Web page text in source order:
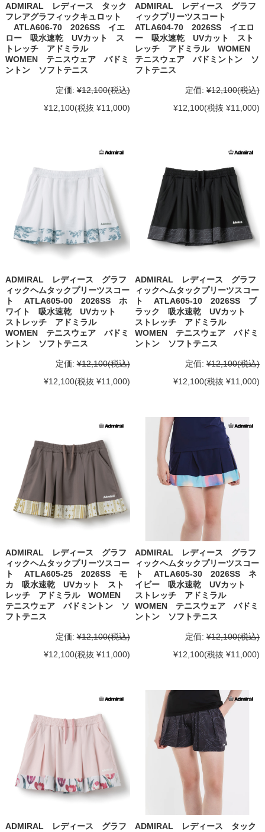
ADMIRAL レディース タック
フレアグラフィックキュロット
ATLA606-70 2026SS イエ
ロー 吸水速乾 UVカット ス
トレッチ アドミラル
WOMEN テニスウェア バドミ
ントン ソフトテニス
定価: ¥12,100(税込)
¥12,100(税抜 ¥11,000)
ADMIRAL レディース グラフ
ィックプリーツスコート
ATLA604-70 2026SS イエロ
ー 吸水速乾 UVカット スト
レッチ アドミラル WOMEN
テニスウェア バドミントン ソ
フトテニス
定価: ¥12,100(税込)
¥12,100(税抜 ¥11,000)
ADMIRAL レディース グラフ
ィックヘムタックプリーツスコー
ト ATLA605-00 2026SS ホ
ワイト 吸水速乾 UVカット
ストレッチ アドミラル
WOMEN テニスウェア バドミ
ントン ソフトテニス
定価: ¥12,100(税込)
¥12,100(税抜 ¥11,000)
ADMIRAL レディース グラフ
ィックヘムタックプリーツスコー
ト ATLA605-10 2026SS ブ
ラック 吸水速乾 UVカット
ストレッチ アドミラル
WOMEN テニスウェア バドミ
ントン ソフトテニス
定価: ¥12,100(税込)
¥12,100(税抜 ¥11,000)
ADMIRAL レディース グラフ
ィックヘムタックプリーツスコー
ト ATLA605-25 2026SS モ
カ 吸水速乾 UVカット スト
レッチ アドミラル WOMEN
テニスウェア バドミントン ソ
フトテニス
定価: ¥12,100(税込)
¥12,100(税抜 ¥11,000)
ADMIRAL レディース グラフ
ィックヘムタックプリーツスコー
ト ATLA605-30 2026SS ネ
イビー 吸水速乾 UVカット
ストレッチ アドミラル
WOMEN テニスウェア バドミ
ントン ソフトテニス
定価: ¥12,100(税込)
¥12,100(税抜 ¥11,000)
ADMIRAL レディース グラフ ADMIRAL レディース タック